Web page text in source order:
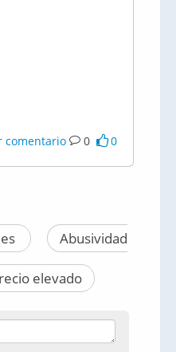
comentario 0 0
Abusividad
elevado